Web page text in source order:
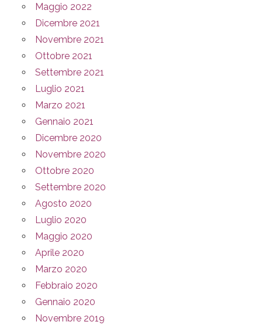
Maggio 2022
Dicembre 2021
Novembre 2021
Ottobre 2021
Settembre 2021
Luglio 2021
Marzo 2021
Gennaio 2021
Dicembre 2020
Novembre 2020
Ottobre 2020
Settembre 2020
Agosto 2020
Luglio 2020
Maggio 2020
Aprile 2020
Marzo 2020
Febbraio 2020
Gennaio 2020
Novembre 2019